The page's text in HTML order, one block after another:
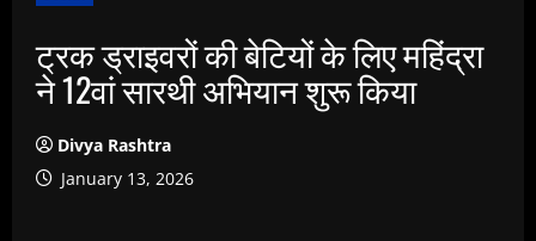
ट्रक ड्राइवरों की बेटियों के लिए महिंद्रा
ने 12वां सारथी अभियान शुरू किया
Divya Rashtra
January 13, 2026